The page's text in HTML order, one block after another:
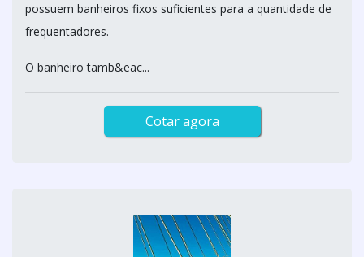
possuem banheiros fixos suficientes para a quantidade de
frequentadores.
O banheiro tamb&eac...
Cotar agora